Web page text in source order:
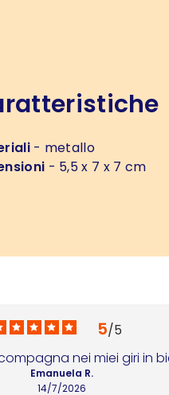
- metallo
- 5,5 x 7 x 7 cm
5/5
nei miei giri in
14/7/2026
Emanuela R.